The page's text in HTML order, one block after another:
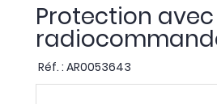
Protection
Réf. : AR0053643